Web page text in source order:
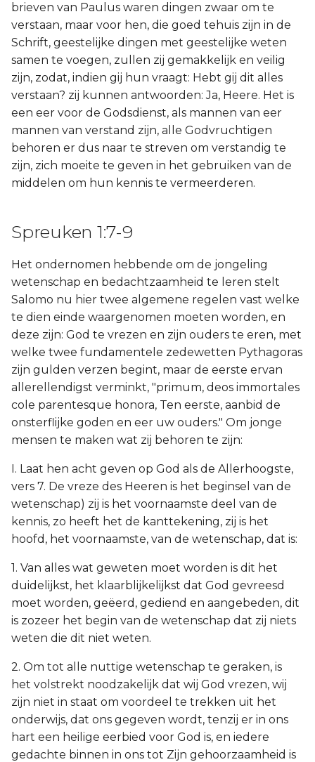
brieven van Paulus waren dingen zwaar om te
verstaan, maar voor hen, die goed tehuis zijn in de
Schrift, geestelijke dingen met geestelijke weten
samen te voegen, zullen zij gemakkelijk en veilig
zijn, zodat, indien gij hun vraagt: Hebt gij dit alles
verstaan? zij kunnen antwoorden: Ja, Heere. Het is
een eer voor de Godsdienst, als mannen van eer
mannen van verstand zijn, alle Godvruchtigen
behoren er dus naar te streven om verstandig te
zijn, zich moeite te geven in het gebruiken van de
middelen om hun kennis te vermeerderen.
Spreuken 1:7-9
Het ondernomen hebbende om de jongeling
wetenschap en bedachtzaamheid te leren stelt
Salomo nu hier twee algemene regelen vast welke
te dien einde waargenomen moeten worden, en
deze zijn: God te vrezen en zijn ouders te eren, met
welke twee fundamentele zedewetten Pythagoras
zijn gulden verzen begint, maar de eerste ervan
allerellendigst verminkt, "primum, deos immortales
cole parentesque honora, Ten eerste, aanbid de
onsterflijke goden en eer uw ouders." Om jonge
mensen te maken wat zij behoren te zijn:
I. Laat hen acht geven op God als de Allerhoogste,
vers 7. De vreze des Heeren is het beginsel van de
wetenschap) zij is het voornaamste deel van de
kennis, zo heeft het de kanttekening, zij is het
hoofd, het voornaamste, van de wetenschap, dat is:
1. Van alles wat geweten moet worden is dit het
duidelijkst, het klaarblijkelijkst dat God gevreesd
moet worden, geëerd, gediend en aangebeden, dit
is zozeer het begin van de wetenschap dat zij niets
weten die dit niet weten.
2. Om tot alle nuttige wetenschap te geraken, is
het volstrekt noodzakelijk dat wij God vrezen, wij
zijn niet in staat om voordeel te trekken uit het
onderwijs, dat ons gegeven wordt, tenzij er in ons
hart een heilige eerbied voor God is, en iedere
gedachte binnen in ons tot Zijn gehoorzaamheid is